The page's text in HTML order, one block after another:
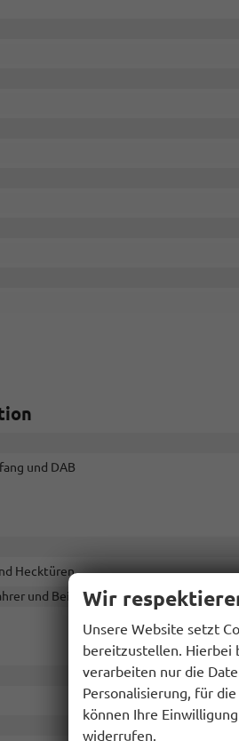
und DAB
Hecktüren
und Beifahrer
Wir
Unsere Website setzt
bereitzustellen. Hierbei
verarbeiten nur die
Personalisierung, für
können Ihre
widerrufen.